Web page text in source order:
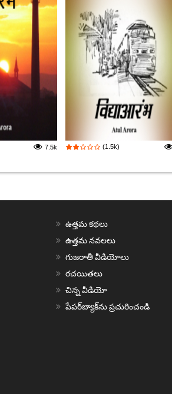
7.5k (1.5k)
ఉత్తమ కథలు
ఉత్తమ నవలలు
గుజరాతీ వీడియోలు
రచయితలు
చిన్న వీడియో
పేపర్‌బ్యాక్‌ను ప్రచురించండి